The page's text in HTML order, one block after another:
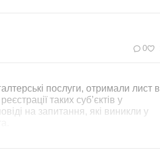
0
послуги, отримали лист
таких суб’єктів у
на запитання, які виникли у